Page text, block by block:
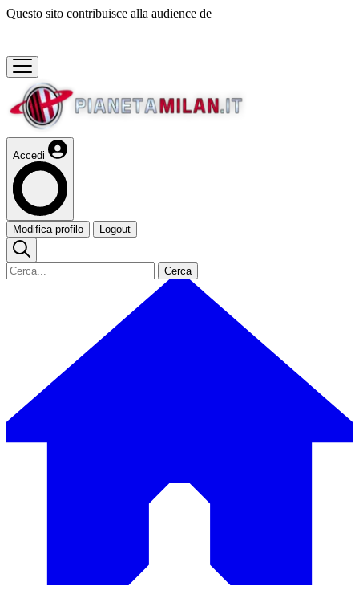
Questo sito contribuisce alla audience de
Accedi
Modifica profilo Logout
Cerca